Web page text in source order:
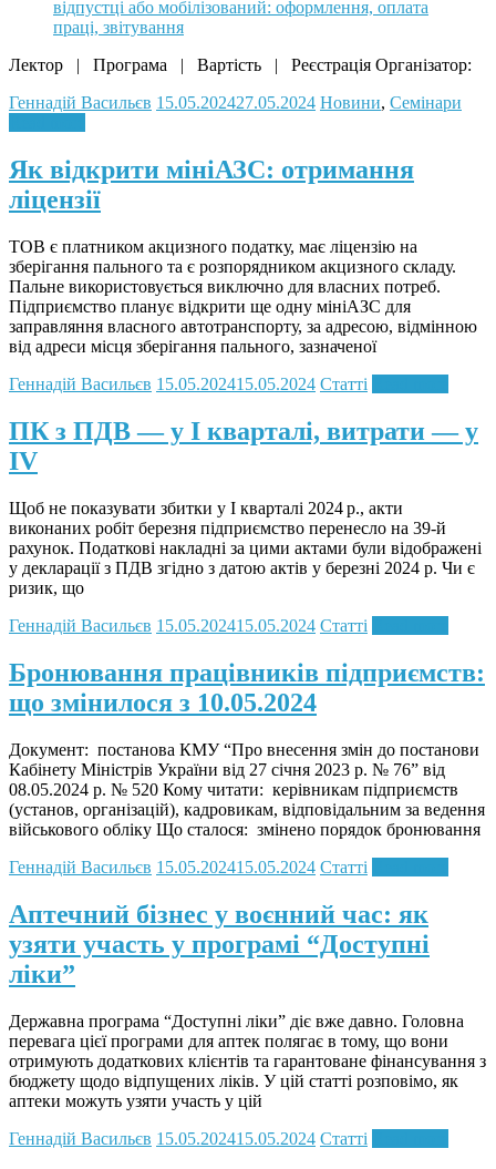
Лектор | Програма | Вартість | Реєстрація Організатор:
Геннадій Васильєв 15.05.202427.05.2024 Новини, Семінари
Як відкрити мініАЗС: отримання
ліцензії
ТОВ є платником акцизного податку, має ліцензію на
зберігання пального та є розпорядником акцизного складу.
Пальне використовується виключно для власних потреб.
Підприємство планує відкрити ще одну мініАЗС для
заправляння власного автотранспорту, за адресою, відмінною
від адреси місця зберігання пального, зазначеної
Геннадій Васильєв 15.05.202415.05.2024 Статті
ПК з ПДВ — у I кварталі, витрати — у
IV
Щоб не показувати збитки у I кварталі 2024 р., акти
виконаних робіт березня підприємство перенесло на 39-й
рахунок. Податкові накладні за цими актами були відображені
у декларації з ПДВ згідно з датою актів у березні 2024 р. Чи є
ризик, що
Геннадій Васильєв 15.05.202415.05.2024 Статті
Бронювання працівників підприємств:
що змінилося з 10.05.2024
Документ: постанова КМУ “Про внесення змін до постанови
Кабінету Міністрів України від 27 січня 2023 р. № 76” від
08.05.2024 р. № 520 Кому читати: керівникам підприємств
(установ, організацій), кадровикам, відповідальним за ведення
військового обліку Що сталося: змінено порядок бронювання
Геннадій Васильєв 15.05.202415.05.2024 Статті
Аптечний бізнес у воєнний час: як
узяти участь у програмі “Доступні
ліки”
Державна програма “Доступні ліки” діє вже давно. Головна
перевага цієї програми для аптек полягає в тому, що вони
отримують додаткових клієнтів та гарантоване фінансування з
бюджету щодо відпущених ліків. У цій статті розповімо, як
аптеки можуть узяти участь у цій
Геннадій Васильєв 15.05.202415.05.2024 Статті